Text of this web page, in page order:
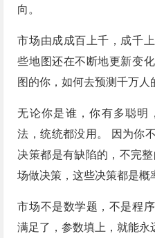
向。
市场由成成百上千，成千
些地图还在不断地更新变
图的你，如何去预测千万人
无论你是谁，你有多聪明
法，统统都没用。 因为你
决策都是有缺陷的，不完
场做决策，这些决策都是概
市场不是数学题，不是程
满足了，参数填上，就能永